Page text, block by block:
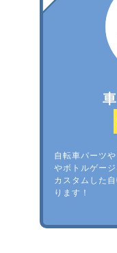
自転車パーツ
やボトルゲー
カスタムした
ります！